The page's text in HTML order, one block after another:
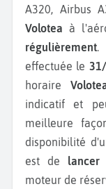
A320, Airbus
Volotea à
régulièrement.
effectuée le
horaire
indicatif et
meilleure
disponibilité
est de lancer
moteur de